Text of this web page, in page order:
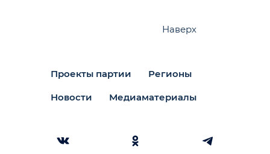
Проекты партии Регионы
Новости Медиаматериалы
Наверх